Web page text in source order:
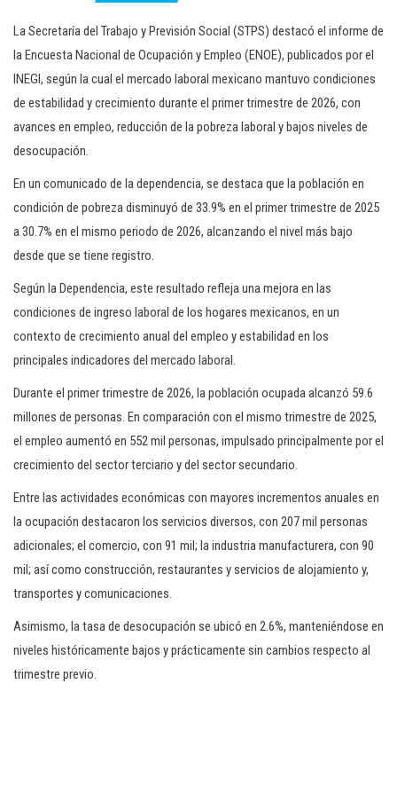
La Secretaría del Trabajo y Previsión Social (STPS) destacó el informe de
la Encuesta Nacional de Ocupación y Empleo (ENOE), publicados por el
INEGI, según la cual el mercado laboral mexicano mantuvo condiciones
de estabilidad y crecimiento durante el primer trimestre de 2026, con
avances en empleo, reducción de la pobreza laboral y bajos niveles de
desocupación.
En un comunicado de la dependencia, se destaca que la población en
condición de pobreza disminuyó de 33.9% en el primer trimestre de 2025
a 30.7% en el mismo periodo de 2026, alcanzando el nivel más bajo
desde que se tiene registro.
Según la Dependencia, este resultado refleja una mejora en las
condiciones de ingreso laboral de los hogares mexicanos, en un
contexto de crecimiento anual del empleo y estabilidad en los
principales indicadores del mercado laboral.
Durante el primer trimestre de 2026, la población ocupada alcanzó 59.6
millones de personas. En comparación con el mismo trimestre de 2025,
el empleo aumentó en 552 mil personas, impulsado principalmente por el
crecimiento del sector terciario y del sector secundario.
Entre las actividades económicas con mayores incrementos anuales en
la ocupación destacaron los servicios diversos, con 207 mil personas
adicionales; el comercio, con 91 mil; la industria manufacturera, con 90
mil; así como construcción, restaurantes y servicios de alojamiento y,
transportes y comunicaciones.
Asimismo, la tasa de desocupación se ubicó en 2.6%, manteniéndose en
niveles históricamente bajos y prácticamente sin cambios respecto al
trimestre previo.